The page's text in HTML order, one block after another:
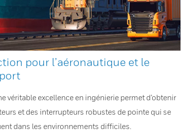
pour l’aéronautique et le
véritable excellence en ingénierie permet d’obtenir
et des interrupteurs robustes de pointe qui se
dans les environnements difficiles.